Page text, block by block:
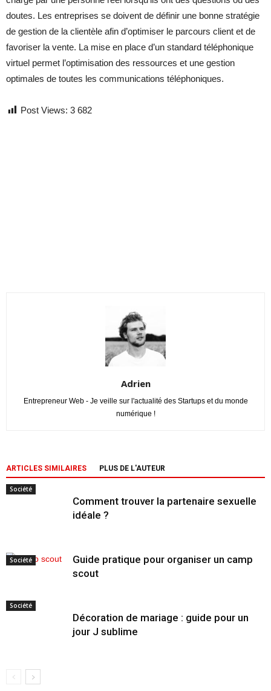
doutes. Les entreprises se doivent de définir une bonne stratégie
de gestion de la clientèle afin d’optimiser le parcours client et de
favoriser la vente. La mise en place d’un standard téléphonique
virtuel permet l’optimisation des ressources et une gestion
optimales de toutes les communications téléphoniques.
Post Views: 3 682
Adrien
Entrepreneur Web - Je veille sur l'actualité des Startups et du monde
numérique !
ARTICLES SIMILAIRES PLUS DE L'AUTEUR
Société
Comment trouver la partenaire sexuelle
idéale ?
Société
Guide pratique pour organiser un camp
scout
Société
Décoration de mariage : guide pour un
jour J sublime